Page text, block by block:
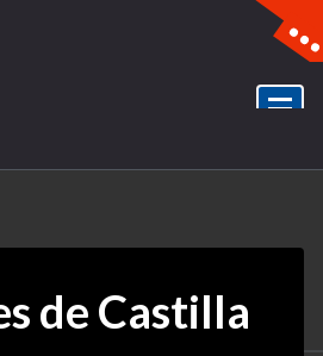
de Castilla